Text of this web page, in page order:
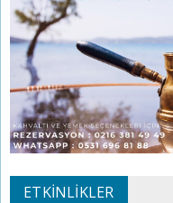
ETKINLIKLER